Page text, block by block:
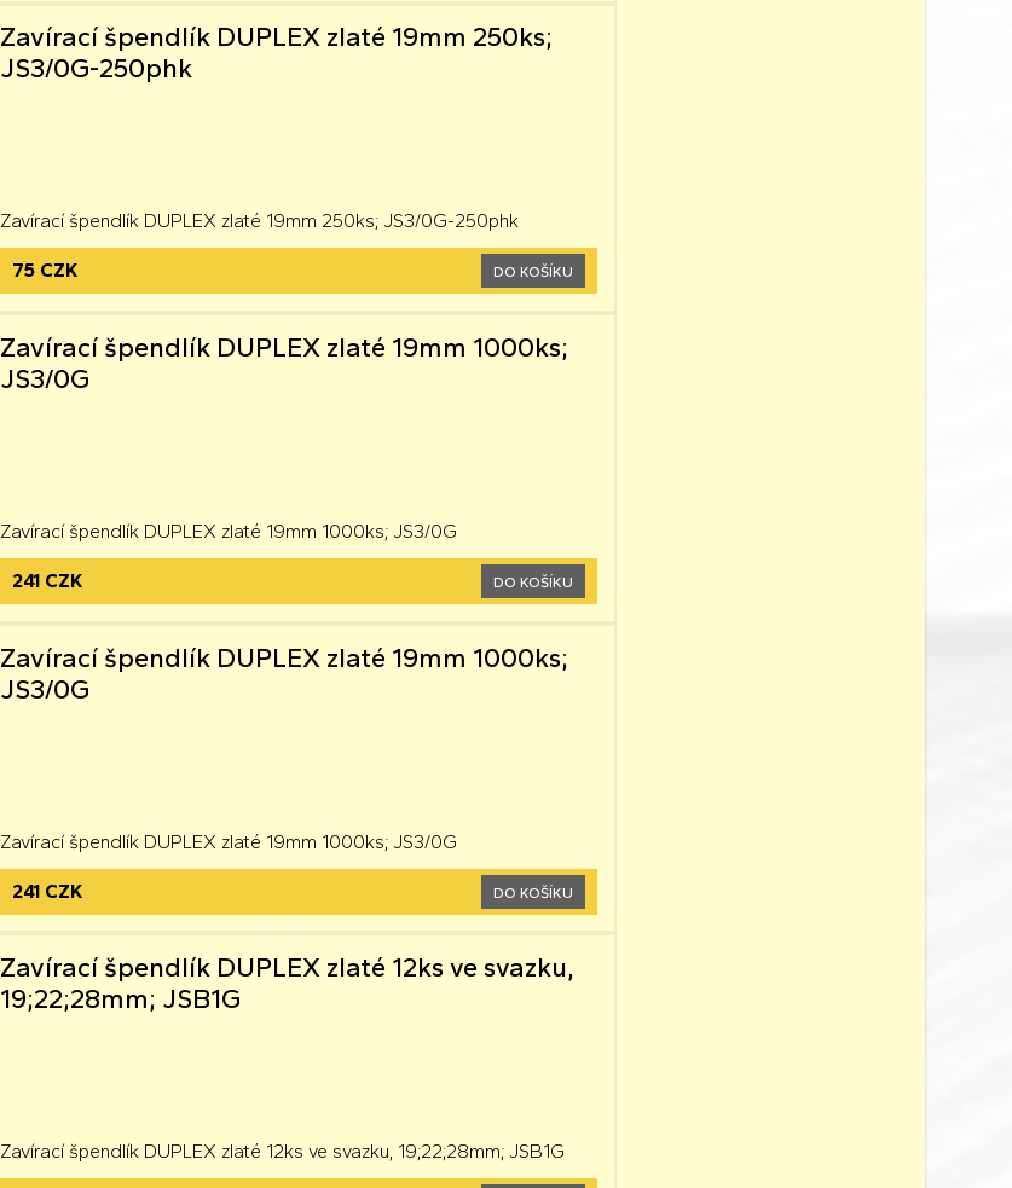
Zavírací špendlík DUPLEX zlaté 19mm 250ks;
JS3/0G-250phk
Zavírací špendlík DUPLEX zlaté 19mm 250ks; JS3/0G-250phk
75 CZK DO KOŠÍKU
Zavírací špendlík DUPLEX zlaté 19mm 1000ks;
JS3/0G
Zavírací špendlík DUPLEX zlaté 19mm 1000ks; JS3/0G
241 CZK DO KOŠÍKU
Zavírací špendlík DUPLEX zlaté 19mm 1000ks;
JS3/0G
Zavírací špendlík DUPLEX zlaté 19mm 1000ks; JS3/0G
241 CZK DO KOŠÍKU
Zavírací špendlík DUPLEX zlaté 12ks ve svazku,
19;22;28mm; JSB1G
Zavírací špendlík DUPLEX zlaté 12ks ve svazku, 19;22;28mm; JSB1G